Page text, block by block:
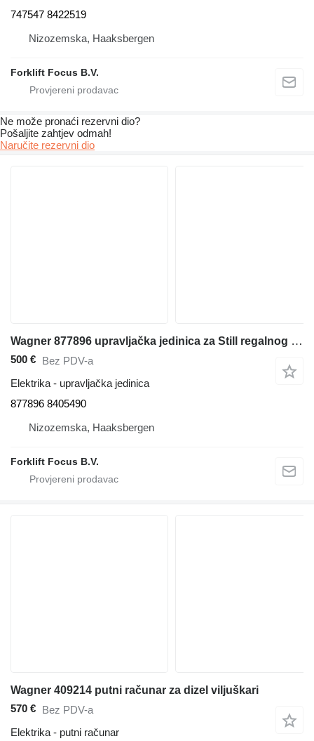
747547 8422519
Nizozemska, Haaksbergen
Forklift Focus B.V.
Ne može pronaći rezervni dio?
Pošaljite zahtjev odmah!
Naručite rezervni dio
Wagner 877896 upravljačka jedinica za Still regalnog viljuškara
500 € Bez PDV-a
Elektrika - upravljačka jedinica
877896 8405490
Nizozemska, Haaksbergen
Forklift Focus B.V.
Wagner 409214 putni računar za dizel viljuškari
570 € Bez PDV-a
Elektrika - putni računar